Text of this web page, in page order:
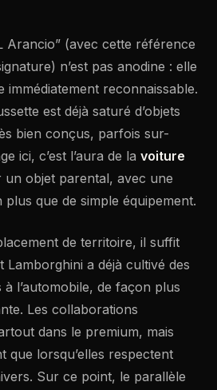
Arancio” (avec cette référence
n’est pas anodine : elle
immédiatement reconnaissable.
est déjà saturé d’objets
bien conçus, parfois sur-
ici, c’est l’aura de la voiture
un objet parental, avec une
que de simple équipement.
de territoire, il suffit
Lamborghini a déjà cultivé des
l’automobile, de façon plus
Les collaborations
dans le premium, mais
que lorsqu’elles respectent
Sur ce point, le parallèle